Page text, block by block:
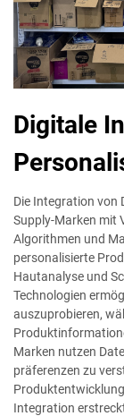
Digitale
Die Integration von
Supply-Marken mit
Algorithmen und
personalisierte
Hautanalyse und
Technologien
auszuprobieren,
Marken nutzen
präferenzen zu
Integration